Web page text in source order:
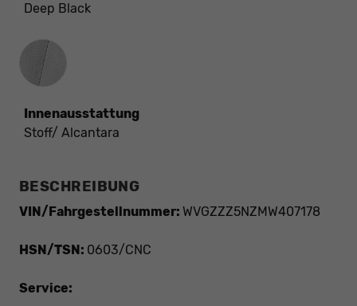
Deep Black
Innenausstattung
Innenausstattung
Stoff/ Alcantara
BESCHREIBUNG
VIN/Fahrgestellnummer: WVGZZZ5NZMW407178
HSN/TSN: 0603/CNC
Service: